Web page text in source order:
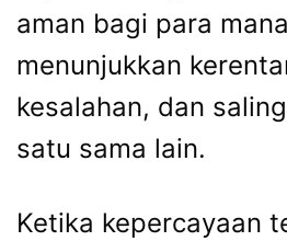
aman bagi para
menunjukkan
kesalahan, dan
satu sama lain.
Ketika kepercayaan